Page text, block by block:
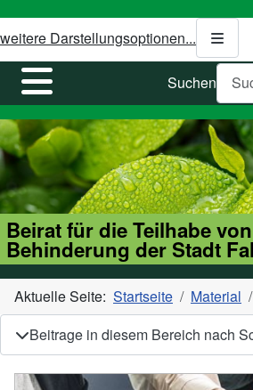
weitere Darstellungsoptionen...
Suchen
Beirat für die Teilhabe
Behinderung der Stadt
Aktuelle Seite: Startseite Material
Beitrage in diesem Bereich nach